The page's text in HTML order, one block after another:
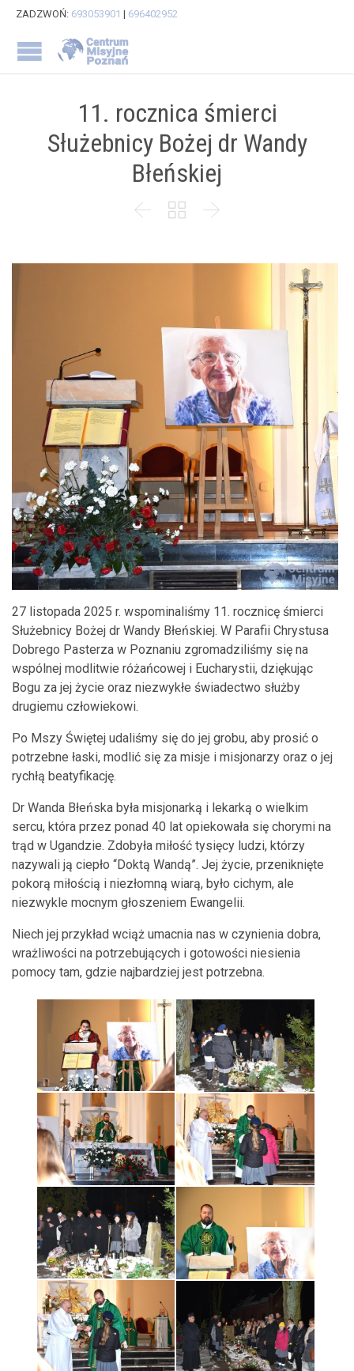
ZADZWOŃ: 693053901 | 696402952
11. rocznica śmierci
Służebnicy Bożej dr Wandy
Błeńskiej
  
27 listopada 2025 r. wspominaliśmy 11. rocznicę śmierci
Służebnicy Bożej dr Wandy Błeńskiej. W Parafii Chrystusa
Dobrego Pasterza w Poznaniu zgromadziliśmy się na
wspólnej modlitwie różańcowej i Eucharystii, dziękując
Bogu za jej życie oraz niezwykłe świadectwo służby
drugiemu człowiekowi.
Po Mszy Świętej udaliśmy się do jej grobu, aby prosić o
potrzebne łaski, modlić się za misje i misjonarzy oraz o jej
rychłą beatyfikację.
Dr Wanda Błeńska była misjonarką i lekarką o wielkim
sercu, która przez ponad 40 lat opiekowała się chorymi na
trąd w Ugandzie. Zdobyła miłość tysięcy ludzi, którzy
nazywali ją ciepło “Doktą Wandą”. Jej życie, przeniknięte
pokorą miłością i niezłomną wiarą, było cichym, ale
niezwykle mocnym głoszeniem Ewangelii.
Niech jej przykład wciąż umacnia nas w czynienia dobra,
wrażliwości na potrzebujących i gotowości niesienia
pomocy tam, gdzie najbardziej jest potrzebna.